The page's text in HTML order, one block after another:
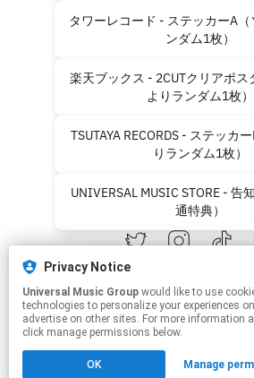
タワーレコード - ステッカーA
ンダム1枚）
楽天ブックス - 2CUTクリアポス
よりランダム1枚）
TSUTAYA RECORDS - ステッカ
りランダム1枚）
UNIVERSAL MUSIC STORE - 告
通特典）
This page may contain
Privacy Notice
Universal Music Group
technologies to personalize your experiences
advertise on other sites. For more information
click manage permissions below.
OK Manage